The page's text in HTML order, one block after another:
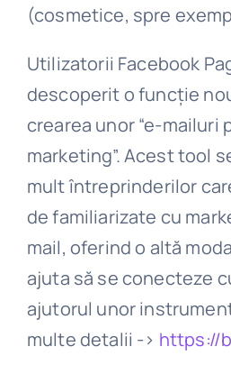
(cosmetice, spre
Utilizatorii Facebook
descoperit o funcție
crearea unor “e-mailuri
marketing”. Acest tool
mult întreprinderilor
de familiarizate cu
mail, oferind o altă
ajuta să se conecteze
ajutorul unor
multe detalii -> https://